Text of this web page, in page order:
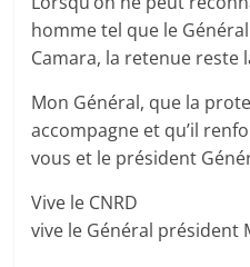
homme tel que le
Camara, la retenue reste
Mon Général, que la
accompagne et qu’il
vous et le président
Vive le CNRD
vive le Général président